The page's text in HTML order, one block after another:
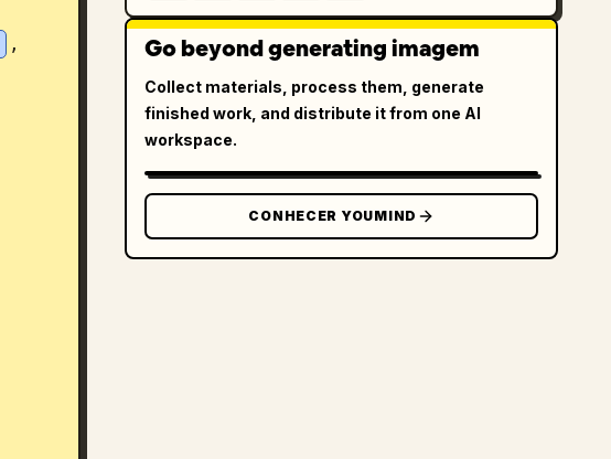
,
Go beyond generating imagem
Collect materials, process them, generate
finished work, and distribute it from one AI
workspace.
CONHECER YOUMIND